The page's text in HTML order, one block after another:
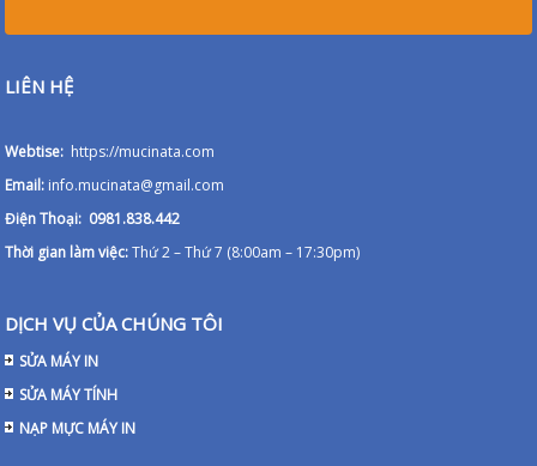
LIÊN HỆ
Webtise: https://mucinata.com
Email: info.mucinata@gmail.com
Điện Thoại: 0981.838.442
Thời gian làm việc:Thứ 2 – Thứ 7 (8:00am – 17:30pm)
DỊCH VỤ CỦA CHÚNG TÔI
SỬA MÁY IN
SỬA MÁY TÍNH
NẠP MỰC MÁY IN